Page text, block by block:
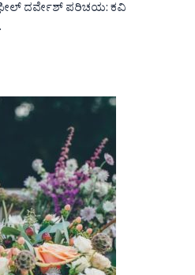
ದರ್ವೇಶ್ ಪರಿಚಯ: ಕವಿ